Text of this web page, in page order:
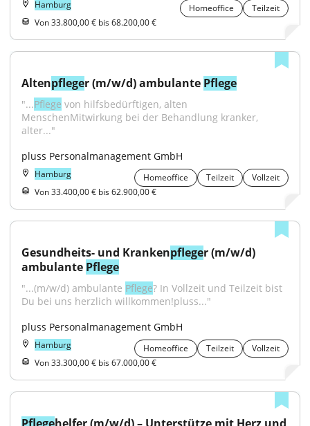
Hamburg Homeoffice
Teilzeit
Von 33.800,00 € bis 68.200,00 €
Altenpfleger (m/w/d) ambulante Pflege
"...Pflege von hilfsbedürftigen, alten
MenschenMitwirkung bei der Behandlung kranker,
alter..."
pluss Personalmanagement GmbH
Hamburg Homeoffice Teilzeit
Vollzeit
Von 33.400,00 € bis 62.900,00 €
Gesundheits- und Krankenpfleger (m/w/d)
ambulante Pflege
"...(m/w/d) ambulante Pflege? In Vollzeit und Teilzeit bist
Du bei uns herzlich willkommen!pluss..."
pluss Personalmanagement GmbH
Hamburg Homeoffice Teilzeit
Vollzeit
Von 33.300,00 € bis 67.000,00 €